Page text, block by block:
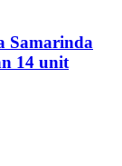
Samarinda
14 unit